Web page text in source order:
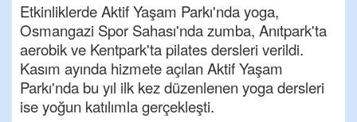
Etkinliklerde Aktif Yaşam Parkı'nda yoga,
Osmangazi Spor Sahası'nda zumba, Anıtpark'ta
aerobik ve Kentpark'ta pilates dersleri verildi.
Kasım ayında hizmete açılan Aktif Yaşam
Parkı'nda bu yıl ilk kez düzenlenen yoga dersleri
ise yoğun katılımla gerçekleşti.